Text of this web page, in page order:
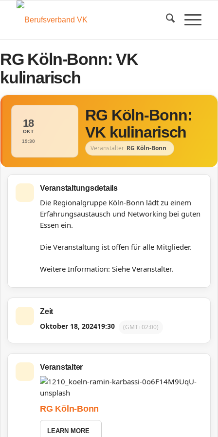
RG Köln-Bonn: VK
kulinarisch
18
OKT
19:30
RG Köln-Bonn:
VK kulinarisch
Veranstalter RG Köln-Bonn
Veranstaltungsdetails
Die Regionalgruppe Köln-Bonn lädt zu einem
Erfahrungsaustausch und Networking bei guten
Essen ein.
Die Veranstaltung ist offen für alle Mitglieder.
Weitere Information: Siehe Veranstalter.
Zeit
Oktober 18, 202419:30 (GMT+02:00)
Veranstalter
RG Köln-Bonn
LEARN MORE